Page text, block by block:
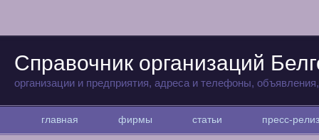
Справочник организаций
организации и предприятия, адреса и телефоны,
главная фирмы статьи пресс-